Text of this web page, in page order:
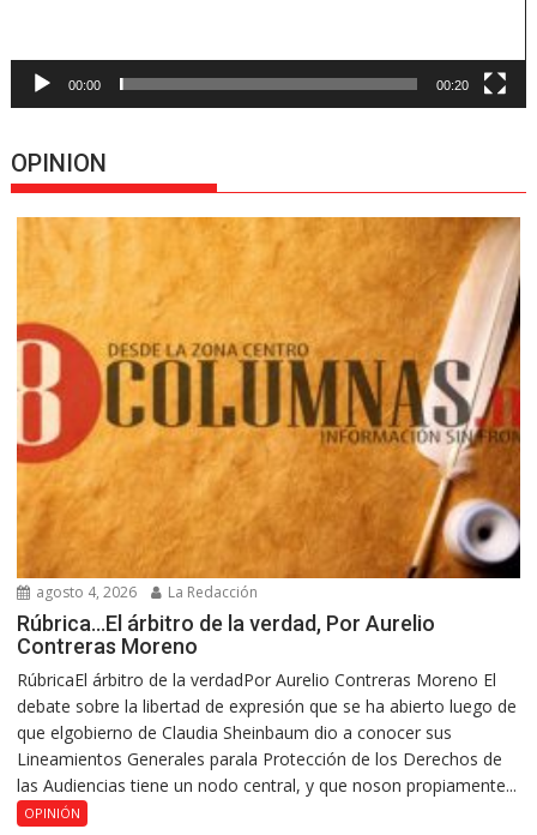
00:00 00:20
OPINION
agosto 4, 2026 La Redacción
Rúbrica…El árbitro de la verdad, Por Aurelio
Contreras Moreno
RúbricaEl árbitro de la verdadPor Aurelio Contreras Moreno El
debate sobre la libertad de expresión que se ha abierto luego de
que elgobierno de Claudia Sheinbaum dio a conocer sus
Lineamientos Generales parala Protección de los Derechos de
las Audiencias tiene un nodo central, y que noson propiamente...
OPINIÓN